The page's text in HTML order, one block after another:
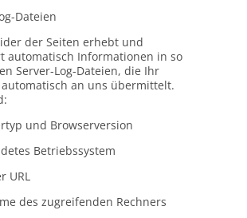
Dateien
der Seiten erhebt und
automatisch Informationen in so
Server-Log-Dateien, die Ihr
automatisch an uns übermittelt.
und Browserversion
Betriebssystem
URL
des zugreifenden Rechners